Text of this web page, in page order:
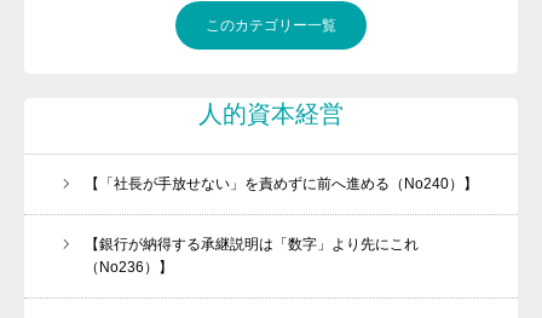
このカテゴリー一覧
人的資本経営
【「社長が手放せない」を責めずに前へ進める（No240）】
【銀行が納得する承継説明は「数字」より先にこれ
（No236）】